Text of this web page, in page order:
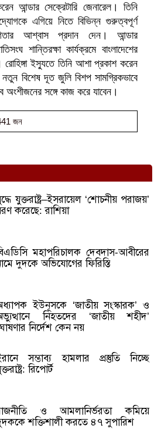
আন্ডার সেক্রেটারি জেনারেল। তিনি
এগিয়ে নিতে বিভিন্ন গুরুত্বপূর্ণ
আশ্বাস প্রদান দেন। আন্ডার
শান্তিরক্ষা কার্যক্রমে বাংলাদেশের
ইস্যুতে তিনি আশা প্রকাশ করেন
নতুন বিশেষ দূত জুলি বিশপ সামগ্রিকভাবে
অংশীজনের সঙ্গে কাজ করে যাবেন।
জন
যুক্তরাষ্ট্র–ইসরায়েল ‘শোচনীয় পরাজয়’
করেছে: রাশিয়া
মহাপরিচালক দেবদাস-আবীরের
দুদকে অভিযোগের ফিরিস্তি
ইউনূসকে ‘জাতীয় সংস্কারক’ ও
নিহতদের ‘জাতীয় শহীদ’
নির্দেশ কেন নয়
সম্ভাব্য হামলার প্রস্তুতি নিচ্ছে
রিপোর্ট
ও আমলানির্ভরতা কমিয়ে
শক্তিশালী করতে ৪৭ সুপারিশ